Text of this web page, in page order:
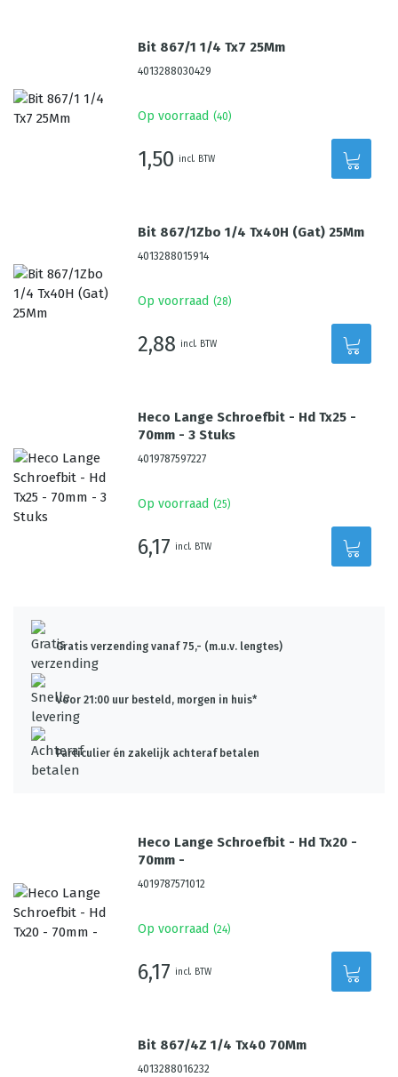
Bit 867/1 1/4 Tx7 25Mm
4013288030429
Op voorraad (40)
1,50 incl. BTW
Bit 867/1Zbo 1/4 Tx40H (Gat) 25Mm
4013288015914
Op voorraad (28)
2,88 incl. BTW
Heco Lange Schroefbit - Hd Tx25 -
70mm - 3 Stuks
4019787597227
Op voorraad (25)
6,17 incl. BTW
Gratis verzending vanaf 75,- (m.u.v. lengtes)
Voor 21:00 uur besteld, morgen in huis*
Particulier én zakelijk achteraf betalen
Heco Lange Schroefbit - Hd Tx20 -
70mm -
4019787571012
Op voorraad (24)
6,17 incl. BTW
Bit 867/4Z 1/4 Tx40 70Mm
4013288016232